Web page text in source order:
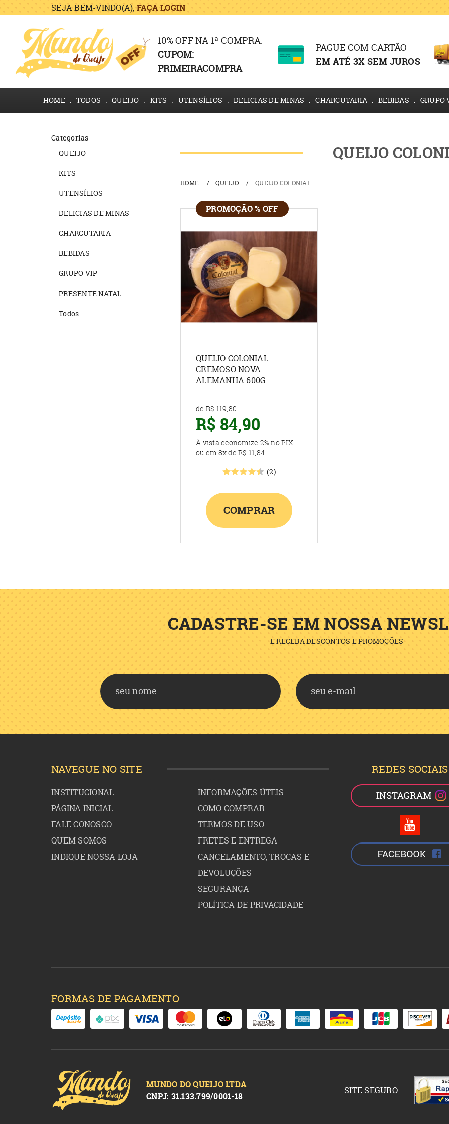
SEJA BEM-VINDO(A), FAÇA LOGIN
10% OFF NA 1ª COMPRA.
CUPOM:
PRIMEIRACOMPRA
PAGUE COM CARTÃO
EM ATÉ 3X SEM JUROS
HOME TODOS QUEIJO KITS UTENSÍLIOS DELICIAS DE MINAS CHARCUTARIA BEBIDAS GRUPO
Categorias
QUEIJO
KITS
UTENSÍLIOS
DELICIAS DE MINAS
CHARCUTARIA
BEBIDAS
GRUPO VIP
PRESENTE NATAL
Todos
QUEIJO
HOME QUEIJO QUEIJO COLONIAL
PROMOÇÃO % OFF
QUEIJO COLONIAL
CREMOSO NOVA
ALEMANHA 600G
de R$ 119,80
R$ 84,90
À vista economize 2%no PIX
ou em 8xde R$ 11,84
(2)
COMPRAR
CADASTRE-SE EM NOSSA
E RECEBA DESCONTOS E PROMOÇÕES
NAVEGUE NO SITE
INSTITUCIONAL
PÁGINA INICIAL
FALE CONOSCO
QUEM SOMOS
INDIQUE NOSSA LOJA
INFORMAÇÕES ÚTEIS
COMO COMPRAR
TERMOS DE USO
FRETES E ENTREGA
CANCELAMENTO, TROCAS E
DEVOLUÇÕES
SEGURANÇA
POLÍTICA DE PRIVACIDADE
REDES SOCIAIS
FORMAS DE PAGAMENTO
MUNDO DO QUEIJO LTDA
CNPJ: 31.133.799/0001-18
SITE SEGURO